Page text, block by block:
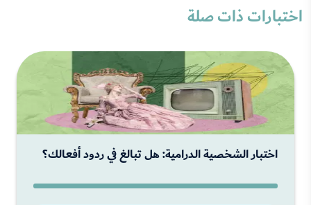
اختبارات ذات صلة
اختبار الشخصية الدرامية: هل تبالغ في ردود أفعالك؟